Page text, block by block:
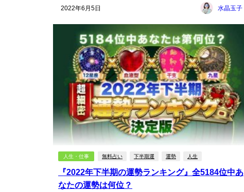
2022年6月5日 水晶玉子
人生・仕事 無料占い 下半期運 運勢 人生
『2022年下半期の運勢ランキング』全5184位中あ
なたの運勢は何位？